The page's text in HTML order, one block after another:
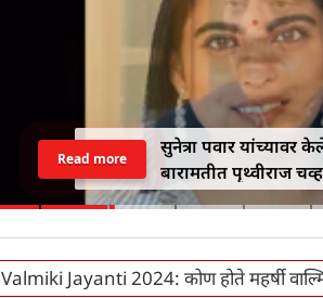
सुनेत्रा पवार यांच्यावर
बारामतीत पृथ्वीराज
Read more
Valmiki Jayanti 2024: कोण होते महर्षी